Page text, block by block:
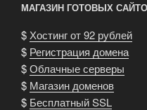
МАГАЗИН ГОТОВЫХ
$ Хостинг от 92 рублей
$ Регистрация домена
$Облачные серверы
$ Магазин доменов
$ Бесплатный SSL